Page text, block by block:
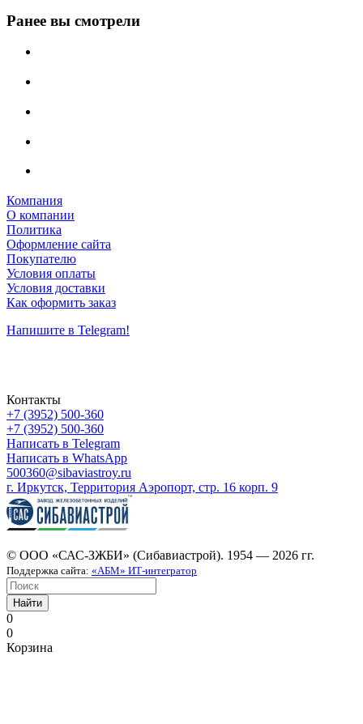
Ранее вы смотрели
Компания
О компании
Политика
Оформление сайта
Покупателю
Условия оплаты
Условия доставки
Как оформить заказ
Напишите в Telegram!
Контакты
+7 (3952) 500-360
+7 (3952) 500-360
Написать в Telegram
Написать в WhatsApp
500360@sibaviastroy.ru
г. Иркутск, Территория Аэропорт, стр. 16 корп. 9
© ООО «САС-ЗЖБИ» (Сибавиастрой). 1954 — 2026 гг.
Поддержка сайта: «АБМ» ИТ-интегратор
Найти
0
0
Корзина